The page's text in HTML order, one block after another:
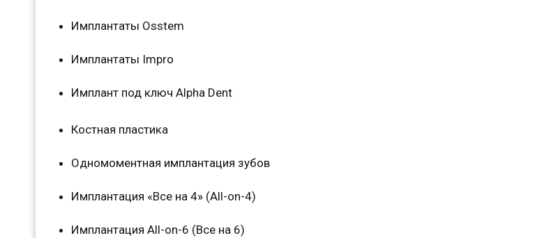
Имплантаты Osstem
Имплантаты Impro
Имплант под ключ Alpha Dent
Костная пластика
Одномоментная имплантация зубов
Имплантация «Все на 4» (All-on-4)
Имплантация All-on-6 (Все на 6)